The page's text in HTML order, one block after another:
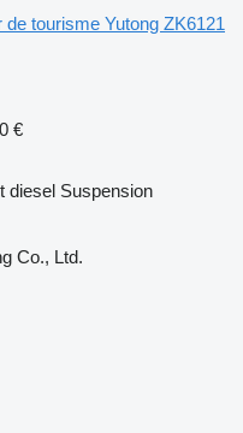
de tourisme Yutong ZK6121
€
diesel Suspension
Co., Ltd.